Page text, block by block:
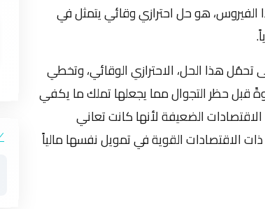
الفيروس، هو حل احترازي وقائي يتمثل في
تحمُل هذا الحل، الاحترازي الوقائي، وتخطي
قبل حظر التجوال مما يجعلها تملك ما يكفي
الضعيفة لأنها كانت تعاني
الاقتصادات القوية في تمويل نفسها مالياً